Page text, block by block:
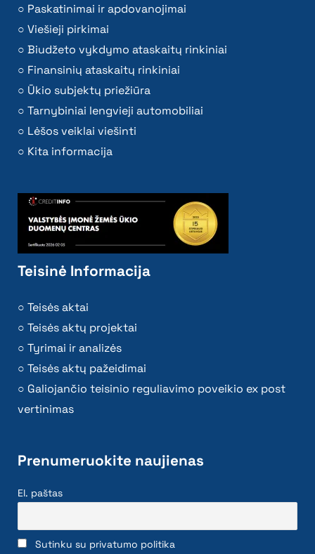
Paskatinimai ir apdovanojimai
Viešieji pirkimai
Biudžeto vykdymo ataskaitų rinkiniai
Finansinių ataskaitų rinkiniai
Ūkio subjektų priežiūra
Tarnybiniai lengvieji automobiliai
Lėšos veiklai viešinti
Kita informacija
Teisinė Informacija
Teisės aktai
Teisės aktų projektai
Tyrimai ir analizės
Teisės aktų pažeidimai
Galiojančio teisinio reguliavimo poveikio ex post
vertinimas
Prenumeruokite naujienas
El. paštas
Sutinku su privatumo politika